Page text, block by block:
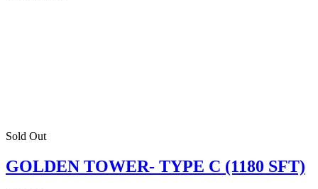
Sold Out
GOLDEN TOWER- TYPE C (1180 SFT)